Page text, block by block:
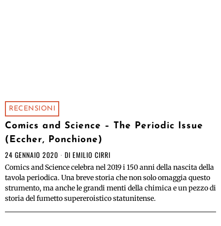
RECENSIONI
Comics and Science – The Periodic Issue
(Eccher, Ponchione)
24 GENNAIO 2020 DI EMILIO CIRRI
Comics and Science celebra nel 2019 i 150 anni della nascita della
tavola periodica. Una breve storia che non solo omaggia questo
strumento, ma anche le grandi menti della chimica e un pezzo di
storia del fumetto supereroistico statunitense.